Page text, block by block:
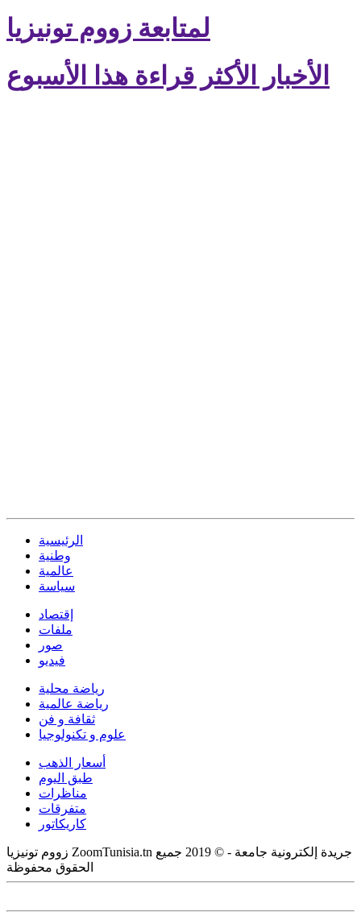
لمتابعة زووم تونيزيا
الأخبار الأكثر قراءة هذا الأسبوع
الرئيسية
وطنية
عالمية
سياسة
إقتصاد
ملفات
صور
فيديو
رياضة محلية
رياضة عالمية
ثقافة و فن
علوم و تكنولوجيا
أسعار الذهب
طبق اليوم
مناظرات
متفرقات
كاريكاتور
زووم تونيزيا ZoomTunisia.tn جريدة إلكترونية جامعة - © 2019 جميع
الحقوق محفوظة